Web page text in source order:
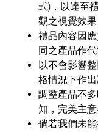
式) ，以達至
觀之視覺效果
禮品內容因
同之產品作代
以不會影響
格情況下作出
調整產品不
知，完美主意
倘若我們未